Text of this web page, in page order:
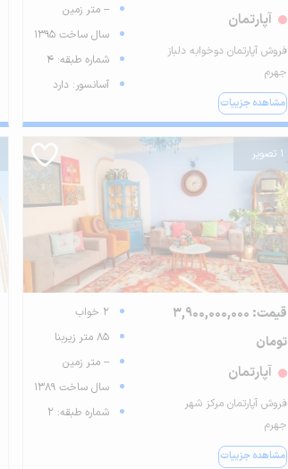
آپارتمان
فروش آپارتمان دوخوابه دلباز
جهرم
مشاهده جزییات
-- متر زمین
سال ساخت 1395
شماره طبقه: 4
آسانسور: دارد
1 تصویر
قیمت: 3,900,000,000
تومان
آپارتمان
فروش آپارتمان مرکز شهر
جهرم
مشاهده جزییات
2 خواب
85 متر زیربنا
-- متر زمین
سال ساخت 1389
شماره طبقه: 2